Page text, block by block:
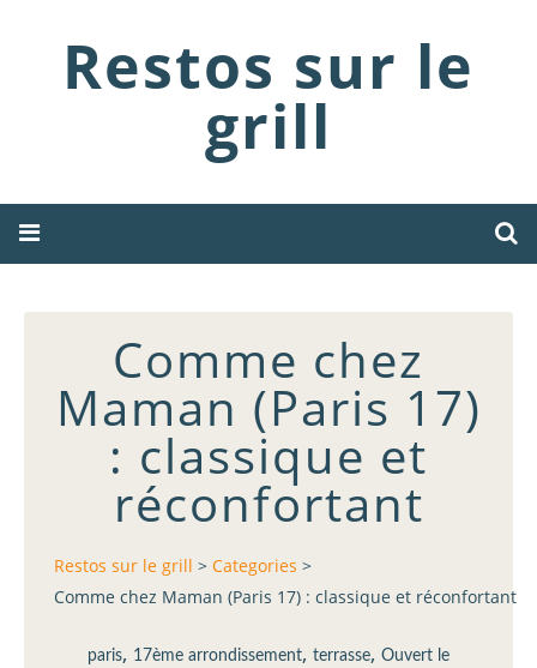
Restos sur le
grill
Comme chez
Maman (Paris 17)
: classique et
réconfortant
Restos sur le grill > Categories >
Comme chez Maman (Paris 17) : classique et réconfortant
paris, 17ème arrondissement, terrasse, Ouvert le